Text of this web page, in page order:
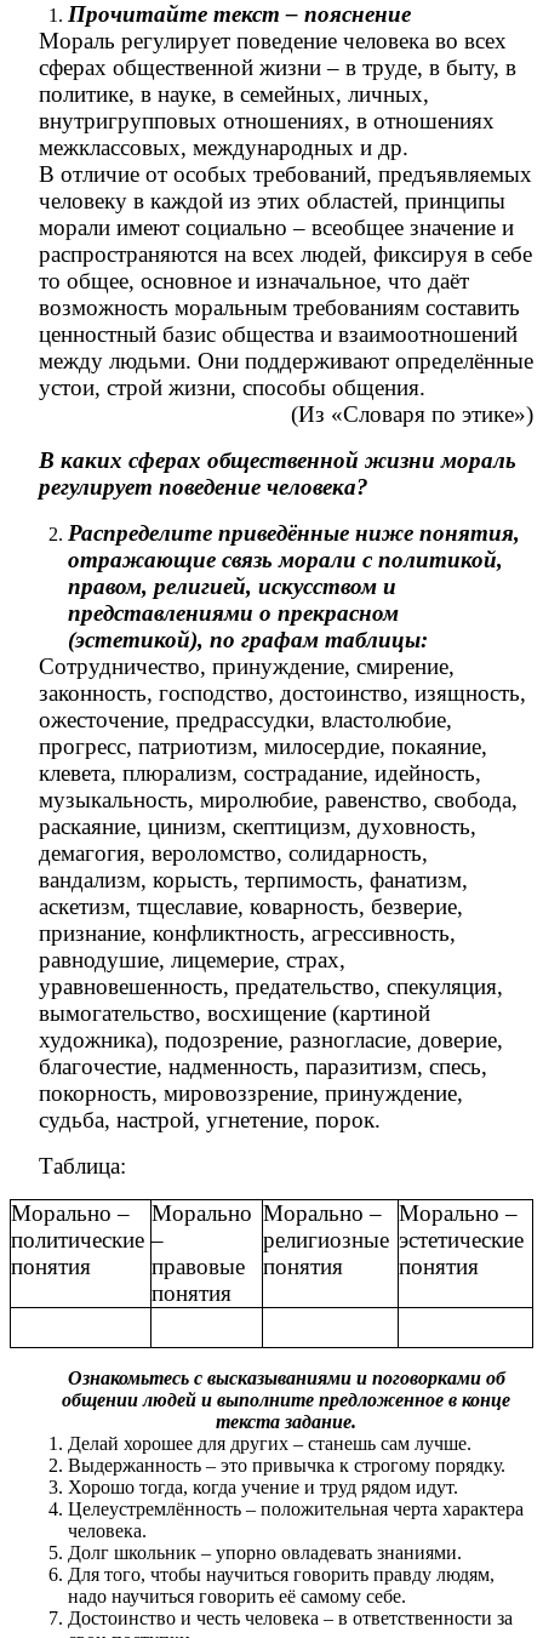
Прочитайте текст – пояснение
Мораль регулирует поведение человека во всех
сферах общественной жизни – в труде, в быту, в
политике, в науке, в семейных, личных,
внутригрупповых отношениях, в отношениях
межклассовых, международных и др.
В отличие от особых требований, предъявляемых
человеку в каждой из этих областей, принципы
морали имеют социально – всеобщее значение и
распространяются на всех людей, фиксируя в себе
то общее, основное и изначальное, что даёт
возможность моральным требованиям составить
ценностный базис общества и взаимоотношений
между людьми. Они поддерживают определённые
устои, строй жизни, способы общения.
(Из «Словаря по этике»)
В каких сферах общественной жизни мораль
регулирует поведение человека?
Распределите приведённые ниже понятия,
отражающие связь морали с политикой,
правом, религией, искусством и
представлениями о прекрасном
(эстетикой), по графам таблицы:
Сотрудничество, принуждение, смирение,
законность, господство, достоинство, изящность,
ожесточение, предрассудки, властолюбие,
прогресс, патриотизм, милосердие, покаяние,
клевета, плюрализм, сострадание, идейность,
музыкальность, миролюбие, равенство, свобода,
раскаяние, цинизм, скептицизм, духовность,
демагогия, вероломство, солидарность,
вандализм, корысть, терпимость, фанатизм,
аскетизм, тщеславие, коварность, безверие,
признание, конфликтность, агрессивность,
равнодушие, лицемерие, страх,
уравновешенность, предательство, спекуляция,
вымогательство, восхищение (картиной
художника), подозрение, разногласие, доверие,
благочестие, надменность, паразитизм, спесь,
покорность, мировоззрение, принуждение,
судьба, настрой, угнетение, порок.
Таблица:
Морально –
политические
понятия
Морально
–
правовые
понятия
Морально –
религиозные
понятия
Морально –
эстетические
понятия
Ознакомьтесь с высказываниями и поговорками об
общении людей и выполните предложенное в конце
текста задание.
Делай хорошее для других – станешь сам лучше.
Выдержанность – это привычка к строгому порядку.
Хорошо тогда, когда учение и труд рядом идут.
Целеустремлённость – положительная черта характера
человека.
Долг школьник – упорно овладевать знаниями.
Для того, чтобы научиться говорить правду людям,
надо научиться говорить её самому себе.
Достоинство и честь человека – в ответственности за